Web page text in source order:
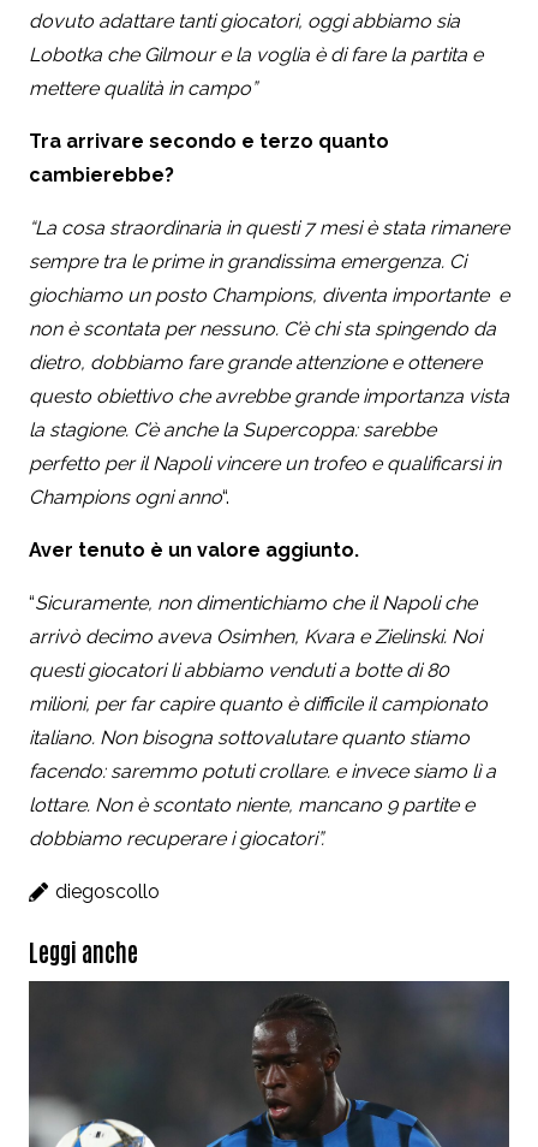
dovuto adattare tanti giocatori, oggi abbiamo sia
Lobotka che Gilmour e la voglia è di fare la partita e
mettere qualità in campo”
Tra arrivare secondo e terzo quanto
cambierebbe?
“La cosa straordinaria in questi 7 mesi è stata rimanere
sempre tra le prime in grandissima emergenza. Ci
giochiamo un posto Champions, diventa importante e
non è scontata per nessuno. C’è chi sta spingendo da
dietro, dobbiamo fare grande attenzione e ottenere
questo obiettivo che avrebbe grande importanza vista
la stagione. C’è anche la Supercoppa: sarebbe
perfetto per il Napoli vincere un trofeo e qualificarsi in
Champions ogni anno“.
Aver tenuto è un valore aggiunto.
“Sicuramente, non dimentichiamo che il Napoli che
arrivò decimo aveva Osimhen, Kvara e Zielinski. Noi
questi giocatori li abbiamo venduti a botte di 80
milioni, per far capire quanto è difficile il campionato
italiano. Non bisogna sottovalutare quanto stiamo
facendo: saremmo potuti crollare. e invece siamo lì a
lottare. Non è scontato niente, mancano 9 partite e
dobbiamo recuperare i giocatori”.
diegoscollo
Leggi anche